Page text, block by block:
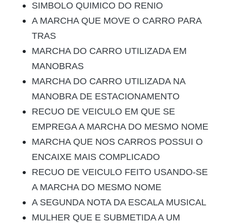
SIMBOLO QUIMICO DO RENIO
A MARCHA QUE MOVE O CARRO PARA
TRAS
MARCHA DO CARRO UTILIZADA EM
MANOBRAS
MARCHA DO CARRO UTILIZADA NA
MANOBRA DE ESTACIONAMENTO
RECUO DE VEICULO EM QUE SE
EMPREGA A MARCHA DO MESMO NOME
MARCHA QUE NOS CARROS POSSUI O
ENCAIXE MAIS COMPLICADO
RECUO DE VEICULO FEITO USANDO-SE
A MARCHA DO MESMO NOME
A SEGUNDA NOTA DA ESCALA MUSICAL
MULHER QUE E SUBMETIDA A UM